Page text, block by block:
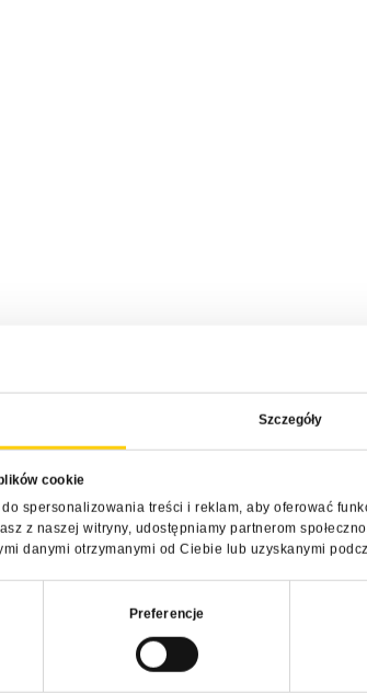
Szczegóły
cookie
spersonalizowania treści i reklam, aby oferować
z naszej witryny, udostępniamy partnerom
danymi otrzymanymi od Ciebie lub uzyskanymi
Preferencje